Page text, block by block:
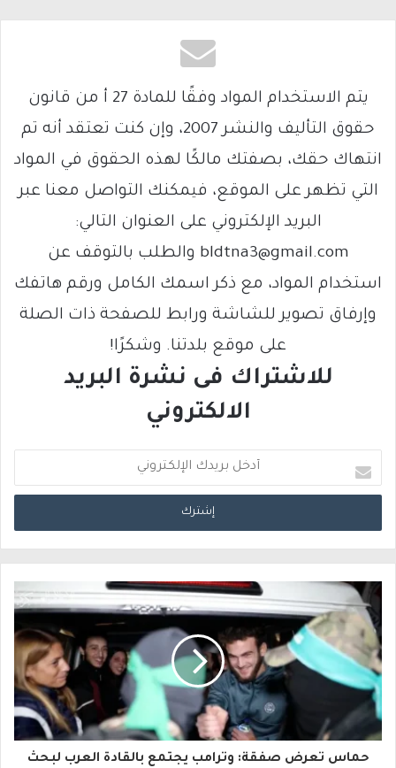
يتم الاستخدام المواد وفقًا للمادة 27 أ من قانون
حقوق التأليف والنشر 2007، وإن كنت تعتقد أنه تم
انتهاك حقك، بصفتك مالكًا لهذه الحقوق في المواد
التي تظهر على الموقع، فيمكنك التواصل معنا عبر
البريد الإلكتروني على العنوان التالي:
bldtna3@gmail.com والطلب بالتوقف عن
استخدام المواد، مع ذكر اسمك الكامل ورقم هاتفك
وإرفاق تصوير للشاشة ورابط للصفحة ذات الصلة
على موقع بلدتنا. وشكرًا!
للاشتراك فى نشرة البريد
الالكتروني
د
خ
ب
ر
ي
د
ك
ا
حماس تعرض صفقة: وترامب يجتمع بالقادة العرب لبحث